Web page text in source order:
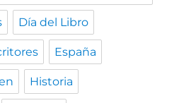
Día del Libro
España
Historia